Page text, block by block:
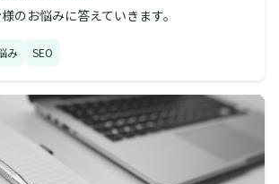
のお悩みに答えていきます。
み SEO